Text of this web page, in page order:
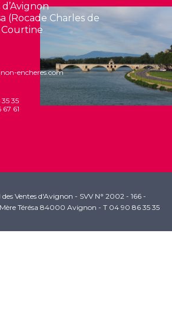
(Rocade Charles de
encheres.com
35
61
des Ventes d'Avignon - SVV N° 2002 - 166 -
Térésa 84000 Avignon - T 04 90 86 35 35